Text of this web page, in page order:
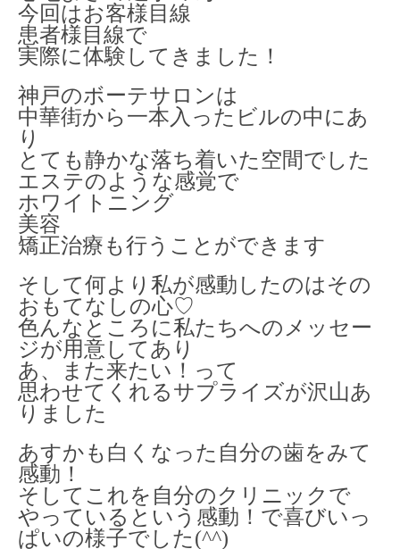
今回はお客様目線
患者様目線で
実際に体験してきました！
神戸のボーテサロンは
中華街から一本入ったビルの中にあ
り
とても静かな落ち着いた空間でした
エステのような感覚で
ホワイトニング
美容
矯正治療も行うことができます
そして何より私が感動したのはその
おもてなしの心♡
色んなところに私たちへのメッセー
ジが用意してあり
あ、また来たい！って
思わせてくれるサプライズが沢山あ
りました
あすかも白くなった自分の歯をみて
感動！
そしてこれを自分のクリニックで
やっているという感動！で喜びいっ
ぱいの様子でした(^^)